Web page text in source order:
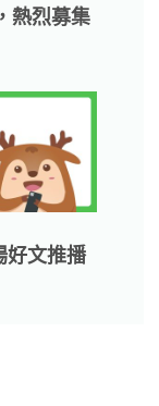
熱烈募集
好文推播